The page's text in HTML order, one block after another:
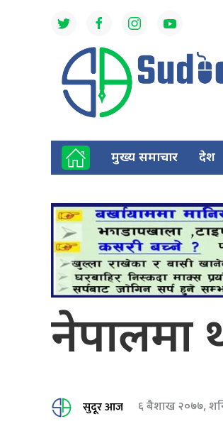
मुख्य समाचार देश
नेपालमा
सुदूर आज ६ बैशाख २०७७,